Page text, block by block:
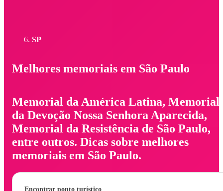
SP
Melhores memoriais em São Paulo
Memorial da América Latina, Memorial
da Devoção Nossa Senhora Aparecida,
Memorial da Resistência de São Paulo,
entre outros. Dicas sobre melhores
memoriais em São Paulo.
Encontrar ponto turístico